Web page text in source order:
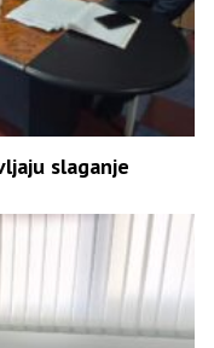
slaganje